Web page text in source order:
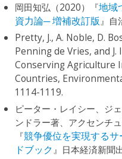
岡田知弘（2020）『地域
資力論─ 増補改訂版』自
Pretty, J., A. Noble, D.
Penning de Vries, and
Conserving Agriculture
Countries,
1114-1119.
ピーター・レイシー、ジ
ンドラー著、アクセンチ
『競争優位を実現する
ドブック』日本経済新聞